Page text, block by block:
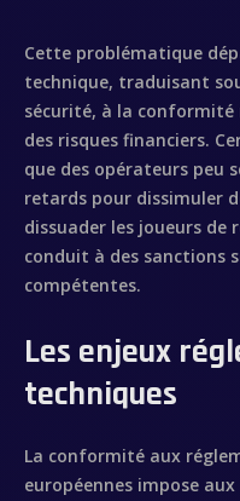
Cette problématique
technique, traduisant
sécurité, à la
des risques financiers.
que des opérateurs peu
retards pour dissimuler
dissuader les joueurs de
conduit à des sanctions
compétentes.
Les enjeux
techniques
La conformité aux
européennes impose